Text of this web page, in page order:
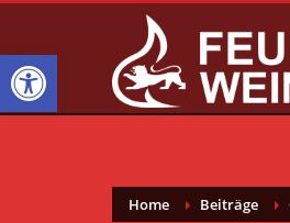
Werkzeugleiste
Home Beiträge